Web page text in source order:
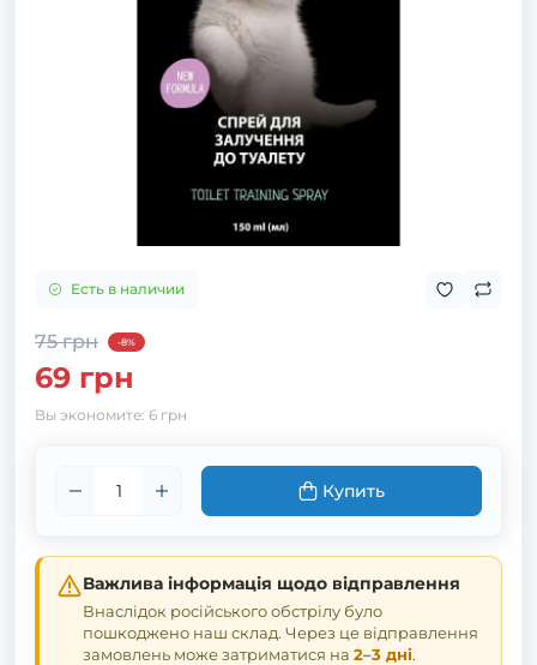
Есть в наличии
75 грн -8%
69 грн
Вы экономите: 6 грн
Купить
Важлива інформація щодо відправлення
Внаслідок російського обстрілу було
пошкоджено наш склад. Через це відправлення
замовлень може затриматися на 2–3 дні.